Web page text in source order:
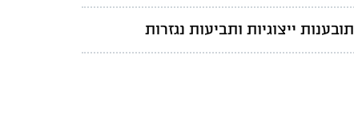
תובענות ייצוגיות ותביעות נגזרות